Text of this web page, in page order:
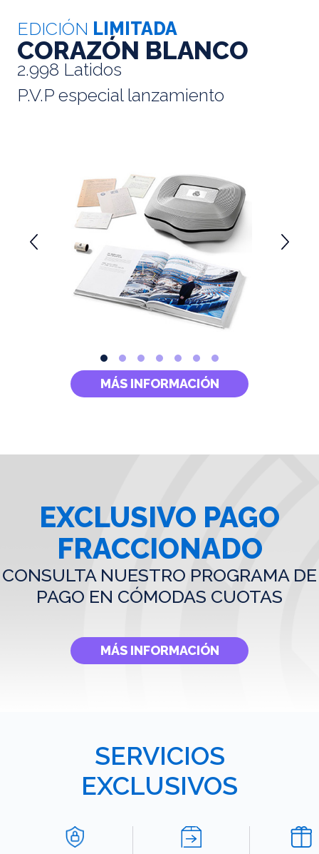
EDICIÓN LIMITADA
CORAZÓN BLANCO
2.998 Latidos
P.V.P especial lanzamiento
MÁS INFORMACIÓN
EXCLUSIVO PAGO
FRACCIONADO
CONSULTA NUESTRO PROGRAMA DE
PAGO EN CÓMODAS CUOTAS
MÁS INFORMACIÓN
SERVICIOS
EXCLUSIVOS